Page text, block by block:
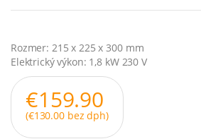
Rozmer: 215 x 225 x 300 mm
Elektrický výkon: 1,8 kW 230 V
€159.90
(€130.00bez dph)